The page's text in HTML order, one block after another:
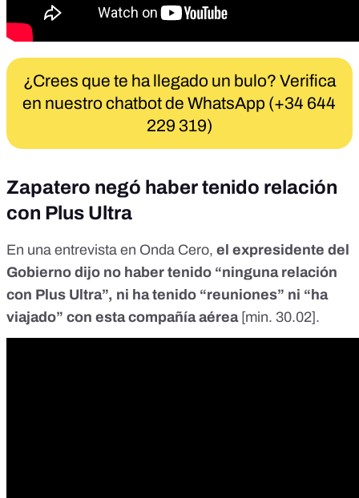
¿Crees que te ha llegado un bulo? Verifica
en nuestro chatbot de WhatsApp (+34 644
229 319)
Zapatero negó haber tenido relación
con Plus Ultra
En una entrevista en Onda Cero, el expresidente del
Gobierno dijo no haber tenido “ninguna relación
con Plus Ultra”, ni ha tenido “reuniones” ni “ha
viajado” con esta compañía aérea[min. 30.02].